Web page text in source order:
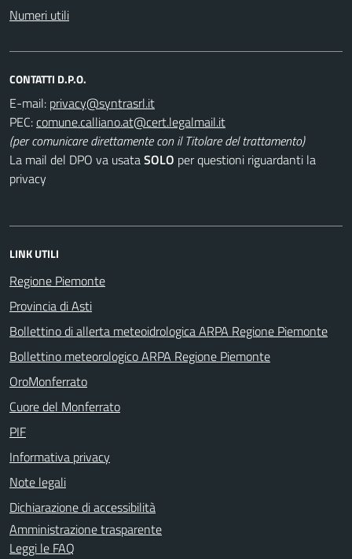
Numeri utili
CONTATTI D.P.O.
E-mail:
PEC:
(per comunicare direttamente con il Titolare del trattamento)
La mail del DPO va usataSOLO per questioni riguardanti la
privacy
LINK UTILI
Regione Piemonte
Provincia di Asti
Bollettino di allerta meteoidrologica ARPA Regione Piemonte
Bollettino meteorologico ARPA Regione Piemonte
OroMonferrato
Cuore del Monferrato
PIF
Informativa privacy
Note legali
Dichiarazione di accessibilità
Amministrazione trasparente
Leggi le FAQ